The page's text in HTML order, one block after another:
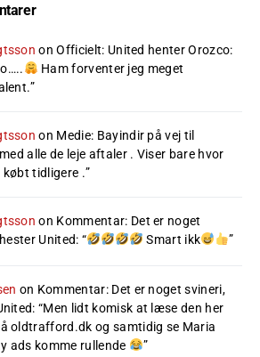
onOfficielt: United henter Orozco:
Ham forventer jeg meget
”
on Medie: Bayindir på vej til
alle de leje aftaler . Viser bare hvor
købt tidligere .”
on Kommentar: Det er noget
United: “ Smart ikk ”
on Kommentar: Det er noget svineri,
: “Men lidt komisk at læse den her
oldtrafford.dk og samtidig se Maria
ads komme rullende
”